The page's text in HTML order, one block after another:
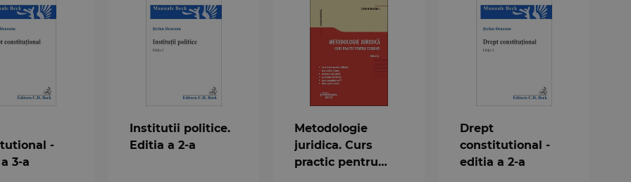
-
3-a
Institutii politice.
Editia a 2-a
Metodologie
juridica. Curs
practic pentru
Drept
constitutional -
editia a 2-a